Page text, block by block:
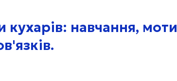
навчання,